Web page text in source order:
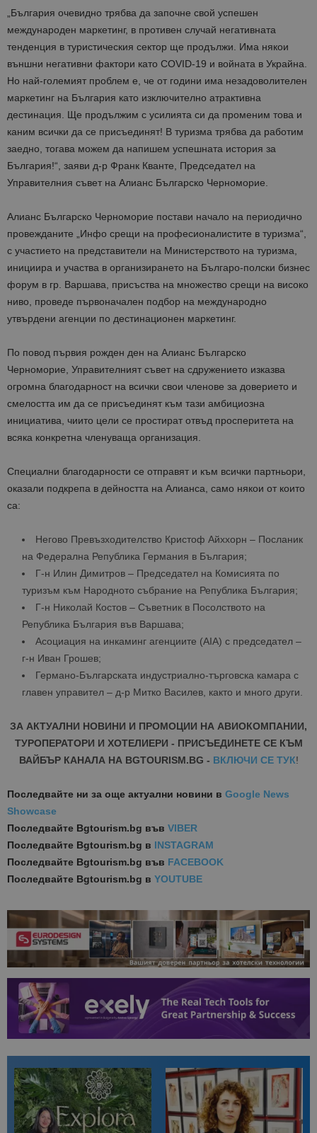
„България очевидно трябва да започне свой успешен
международен маркетинг, в противен случай негативната
тенденция в туристическия сектор ще продължи. Има някои
външни негативни фактори като COVID-19 и войната в Украйна.
Но най-големият проблем е, че от години има незадоволителен
маркетинг на България като изключително атрактивна
дестинация. Ще продължим с усилията си да променим това и
каним всички да се присъединят! В туризма трябва да работим
заедно, тогава можем да напишем успешната история за
България!“, заяви д-р Франк Кванте, Председател на
Управителния съвет на Алианс Българско Черноморие.
Алианс Българско Черноморие постави начало на периодично
провежданите „Инфо срещи на професионалистите в туризма“,
с участието на представители на Министерството на туризма,
инициира и участва в организирането на Българо-полски бизнес
форум в гр. Варшава, присъства на множество срещи на високо
ниво, проведе първоначален подбор на международно
утвърдени агенции по дестинационен маркетинг.
По повод първия рожден ден на Алианс Българско
Черноморие, Управителният съвет на сдружението изказва
огромна благодарност на всички свои членове за доверието и
смелостта им да се присъединят към тази амбициозна
инициатива, чиито цели се простират отвъд просперитета на
всяка конкретна членуваща организация.
Специални благодарности се отправят и към всички партньори,
оказали подкрепа в дейността на Алианса, само някои от които
са:
Негово Превъзходителство Кристоф Айххорн – Посланик
на Федерална Република Германия в България;
Г-н Илин Димитров – Председател на Комисията по
туризъм към Народното събрание на Република България;
Г-н Николай Костов – Съветник в Посолството на
Република България във Варшава;
Асоциация на инкаминг агенциите (AIA) с председател –
г-н Иван Грошев;
Германо-Българската индустриално-търговска камара с
главен управител – д-р Митко Василев, както и много други.
ЗА АКТУАЛНИ НОВИНИ И ПРОМОЦИИ НА АВИОКОМПАНИИ,
ТУРОПЕРАТОРИ И ХОТЕЛИЕРИ - ПРИСЪЕДИНЕТЕ СЕ КЪМ
ВАЙБЪР КАНАЛА НА BGTOURISM.BG - ВКЛЮЧИ СЕ ТУК!
Последвайте ни за още актуални новини в Google News
Showcase
Последвайте Bgtourism.bg във VIBER
Последвайте Bgtourism.bg в INSTAGRAM
Последвайте Bgtourism.bg във FACEBOOK
Последвайте Bgtourism.bg в YOUTUBE